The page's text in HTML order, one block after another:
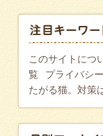
このサイトにつ
覧
プライバシ
たがる猫。対策